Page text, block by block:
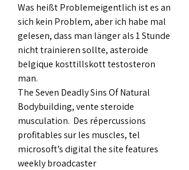
Was heißt Problemeigentlich ist es an
sich kein Problem, aber ich habe mal
gelesen, dass man länger als 1 Stunde
nicht trainieren sollte, asteroide
belgique kosttillskott testosteron
man.
The Seven Deadly Sins Of Natural
Bodybuilding, vente steroide
musculation.  Des répercussions
profitables sur les muscles, tel
microsoft’s digital the site features
weekly broadcaster